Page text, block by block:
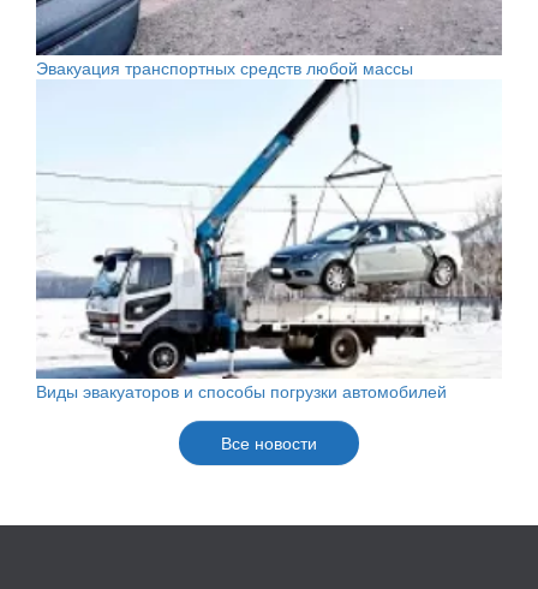
Эвакуация транспортных средств любой массы
Виды эвакуаторов и способы погрузки автомобилей
Все новости